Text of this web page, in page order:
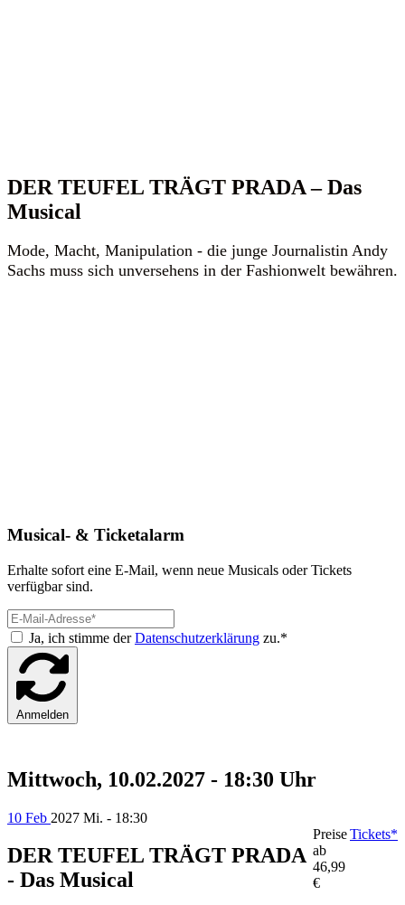
DER TEUFEL TRÄGT PRADA – Das
Musical
Mode, Macht, Manipulation - die junge Journalistin Andy
Sachs muss sich unversehens in der Fashionwelt bewähren.
Musical- & Ticketalarm
Erhalte sofort eine E-Mail, wenn neue Musicals oder Tickets
verfügbar sind.
Ja, ich stimme derDatenschutzerklärung zu.*
Anmelden
Mittwoch, 10.02.2027 - 18:30 Uhr
10 Feb 2027 Mi. - 18:30
DER TEUFEL TRÄGT PRADA
- Das Musical
Preise
ab
46,99
€
Tickets*